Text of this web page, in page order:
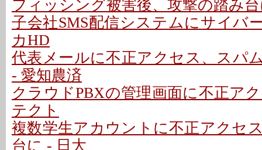
フィッシング被害後、攻撃の踏み
子会社SMS配信システムにサイバ
カHD
代表メールに不正アクセス、スパ
- 愛知農済
クラウドPBXの管理画面に不正ア
テクト
複数学生アカウントに不正アクセ
台に - 日大